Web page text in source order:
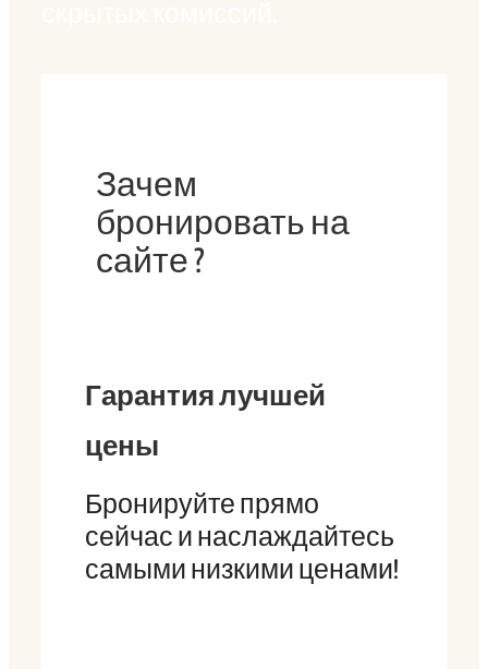
Зачем
бронировать на
сайте ?
Гарантия лучшей
цены
Бронируйте прямо
сейчас и наслаждайтесь
самыми низкими ценами!